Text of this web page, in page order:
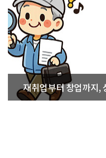
재취업부터 창업까지,